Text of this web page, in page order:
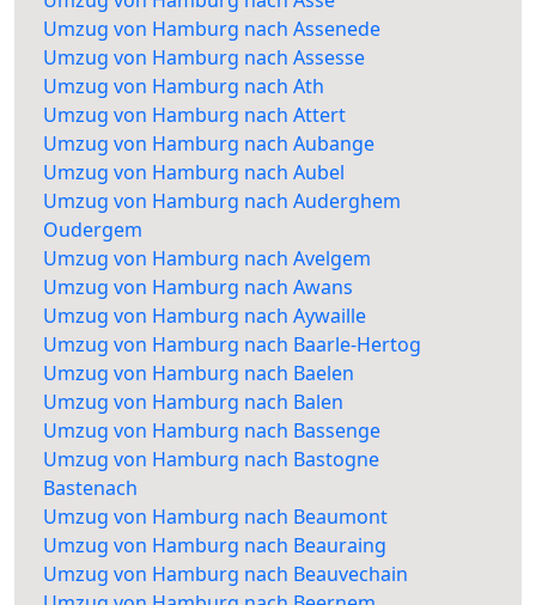
Umzug von Hamburg nach Assenede
Umzug von Hamburg nach Assesse
Umzug von Hamburg nach Ath
Umzug von Hamburg nach Attert
Umzug von Hamburg nach Aubange
Umzug von Hamburg nach Aubel
Umzug von Hamburg nach Auderghem
Oudergem
Umzug von Hamburg nach Avelgem
Umzug von Hamburg nach Awans
Umzug von Hamburg nach Aywaille
Umzug von Hamburg nach Baarle-Hertog
Umzug von Hamburg nach Baelen
Umzug von Hamburg nach Balen
Umzug von Hamburg nach Bassenge
Umzug von Hamburg nach Bastogne
Bastenach
Umzug von Hamburg nach Beaumont
Umzug von Hamburg nach Beauraing
Umzug von Hamburg nach Beauvechain